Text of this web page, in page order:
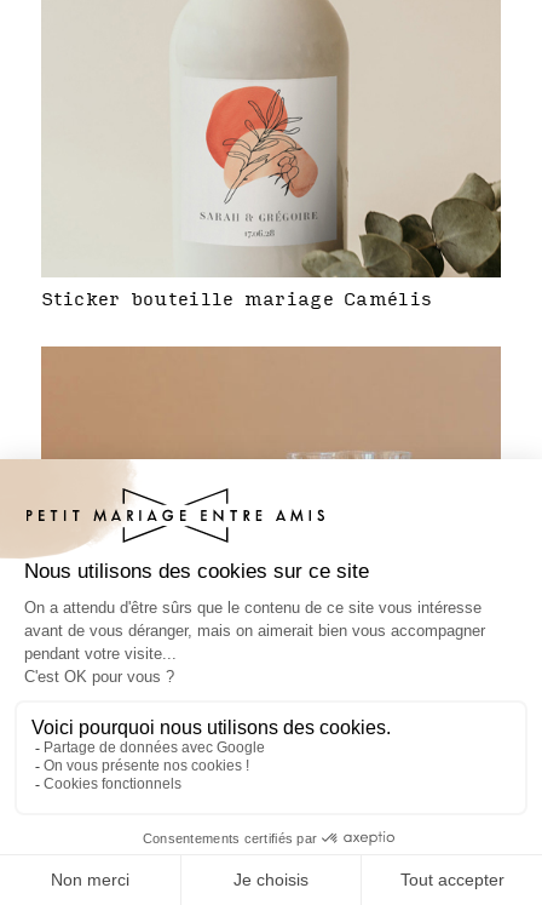
Sticker bouteille mariage Camélis
Sous-bock mariage Camélis